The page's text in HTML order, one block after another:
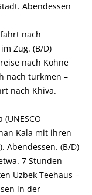
Abendessen
nach
Zug. (B/D)
nach Kohne
nach turkmen –
nach Khiva.
Kala mit ihren
Abendessen. (B/D)
7 Stunden
UzbekTeehaus –
in der